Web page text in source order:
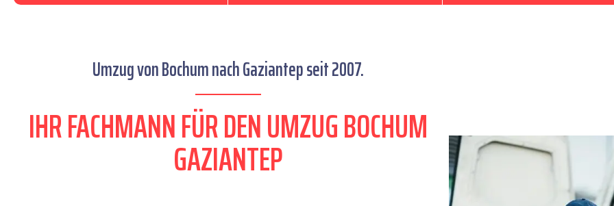
Umzug von Bochum nach Gaziantep seit 2007.
IHR FACHMANN FÜR DEN UMZUG BOCHUM
GAZIANTEP